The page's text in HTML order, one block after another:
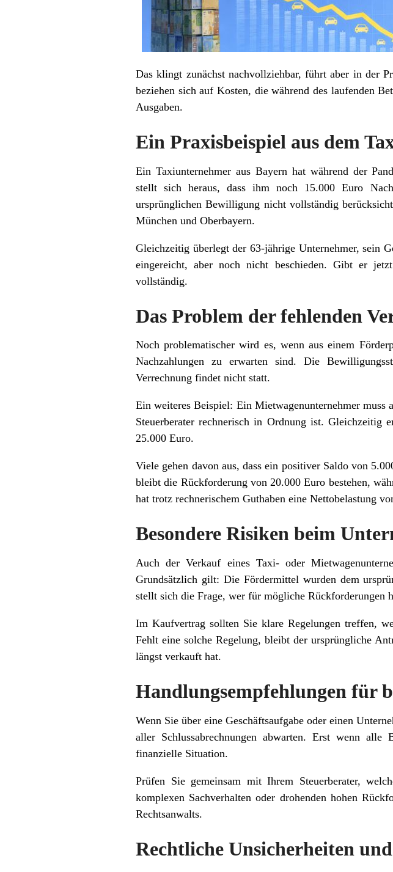
Das klingt zunächst nachvollziehbar, führt aber in der
beziehen sich auf Kosten, die während des laufenden
Ausgaben.
Ein Praxisbeispiel aus dem
Ein Taxiunternehmer aus Bayern hat während der
stellt sich heraus, dass ihm noch 15.000 Euro
ursprünglichen Bewilligung nicht vollständig
München und Oberbayern.
Gleichzeitig überlegt der 63-jährige Unternehmer, sein
eingereicht, aber noch nicht beschieden. Gibt er
vollständig.
Das Problem der fehlenden
Noch problematischer wird es, wenn aus einem
Nachzahlungen zu erwarten sind. Die
Verrechnung findet nicht statt.
Ein weiteres Beispiel: Ein Mietwagenunternehmer
Steuerberater rechnerisch in Ordnung ist.
25.000 Euro.
Viele gehen davon aus, dass ein positiver Saldo von
bleibt die Rückforderung von 20.000 Euro bestehen,
hat trotz rechnerischem Guthaben eine Nettobelastung
Besondere Risiken beim
Auch der Verkauf eines Taxi- oder
Grundsätzlich gilt: Die Fördermittel wurden dem
stellt sich die Frage, wer für mögliche Rückforderungen
Im Kaufvertrag sollten Sie klare Regelungen treffen,
Fehlt eine solche Regelung, bleibt der ursprüngliche
längst verkauft hat.
Handlungsempfehlungen für
Wenn Sie über eine Geschäftsaufgabe oder einen
aller Schlussabrechnungen abwarten. Erst wenn
finanzielle Situation.
Prüfen Sie gemeinsam mit Ihrem Steuerberater,
komplexen Sachverhalten oder drohenden hohen
Rechtsanwalts.
Rechtliche Unsicherheiten